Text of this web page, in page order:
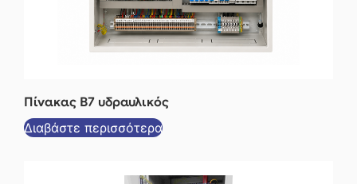
Πίνακας Β7 υδραυλικός
Διαβάστε περισσότερα